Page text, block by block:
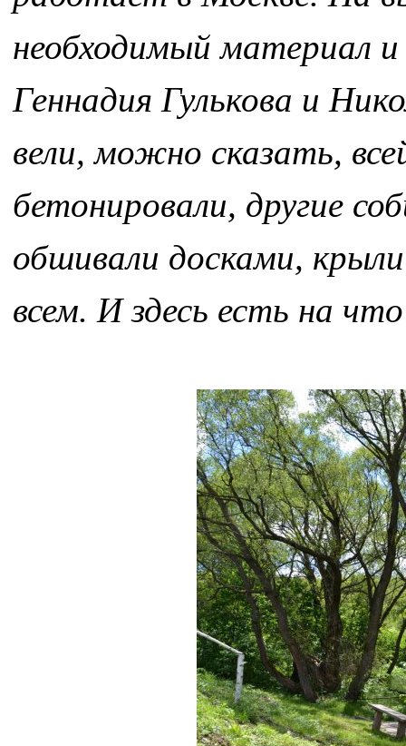
необходимый материал
Геннадия Гулькова и
вели, можно сказать,
бетонировали, другие
обшивали досками,
всем. И здесь есть на